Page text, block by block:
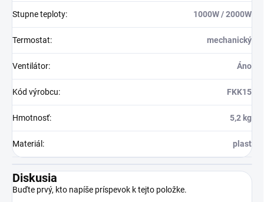
Stupne teploty: 1000W / 2000W
Termostat: mechanický
Ventilátor: Áno
Kód výrobcu: FKK15
Hmotnosť: 5,2 kg
Materiál : plast
Diskusia
Buďte prvý, kto napíše príspevok k tejto položke.